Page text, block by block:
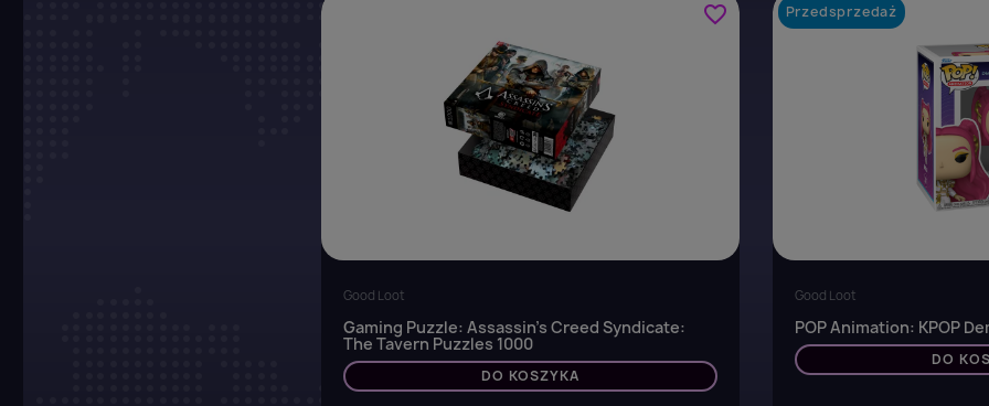
favorite_border
Good Loot
Gaming Puzzle: Assassin's Creed Syndicate:
The Tavern Puzzles 1000
DO KOSZYKA
Przedsprzedaż
Good Loot
POP Animation: KPOP
DO